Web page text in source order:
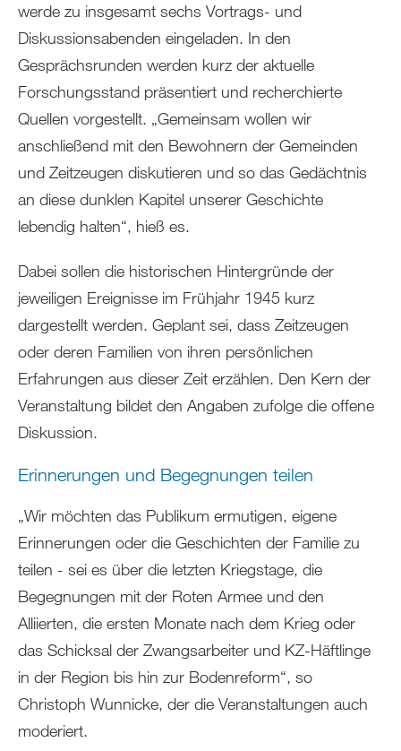
werde zu insgesamt sechs Vortrags- und
Diskussionsabenden eingeladen. In den
Gesprächsrunden werden kurz der aktuelle
Forschungsstand präsentiert und recherchierte
Quellen vorgestellt. „Gemeinsam wollen wir
anschließend mit den Bewohnern der Gemeinden
und Zeitzeugen diskutieren und so das Gedächtnis
an diese dunklen Kapitel unserer Geschichte
lebendig halten“, hieß es.
Dabei sollen die historischen Hintergründe der
jeweiligen Ereignisse im Frühjahr 1945 kurz
dargestellt werden. Geplant sei, dass Zeitzeugen
oder deren Familien von ihren persönlichen
Erfahrungen aus dieser Zeit erzählen. Den Kern der
Veranstaltung bildet den Angaben zufolge die offene
Diskussion.
Erinnerungen und Begegnungen teilen
„Wir möchten das Publikum ermutigen, eigene
Erinnerungen oder die Geschichten der Familie zu
teilen - sei es über die letzten Kriegstage, die
Begegnungen mit der Roten Armee und den
Alliierten, die ersten Monate nach dem Krieg oder
das Schicksal der Zwangsarbeiter und KZ-Häftlinge
in der Region bis hin zur Bodenreform“, so
Christoph Wunnicke, der die Veranstaltungen auch
moderiert.